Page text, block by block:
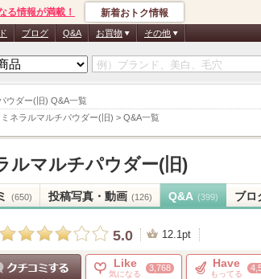
ウダー(旧) Q&A一覧
ミネラルマルチパウダー(旧) > Q&A一覧
る情報が満載！ 新着おトク情報
ブログ Q&A お買物 その他
ルマルチパウダー(旧)
(650) 投稿写真・動画 (126) Q&A (399) ブロ
5.0 12.1pt
Like
気になる
3,768 Have
もってる